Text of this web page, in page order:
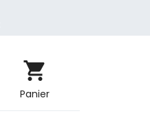
shopping_cart
Panier